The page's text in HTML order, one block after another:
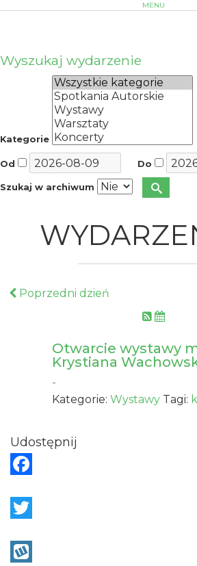
MENU
Wyszukaj wydarzenie
Kategorie
Od Do
Szukaj w archiwum
Poprzedni dzień
Otwarcie wystawy
Krystiana
-
Kategorie:Wystawy Tagi:
Udostępnij
a
e
w